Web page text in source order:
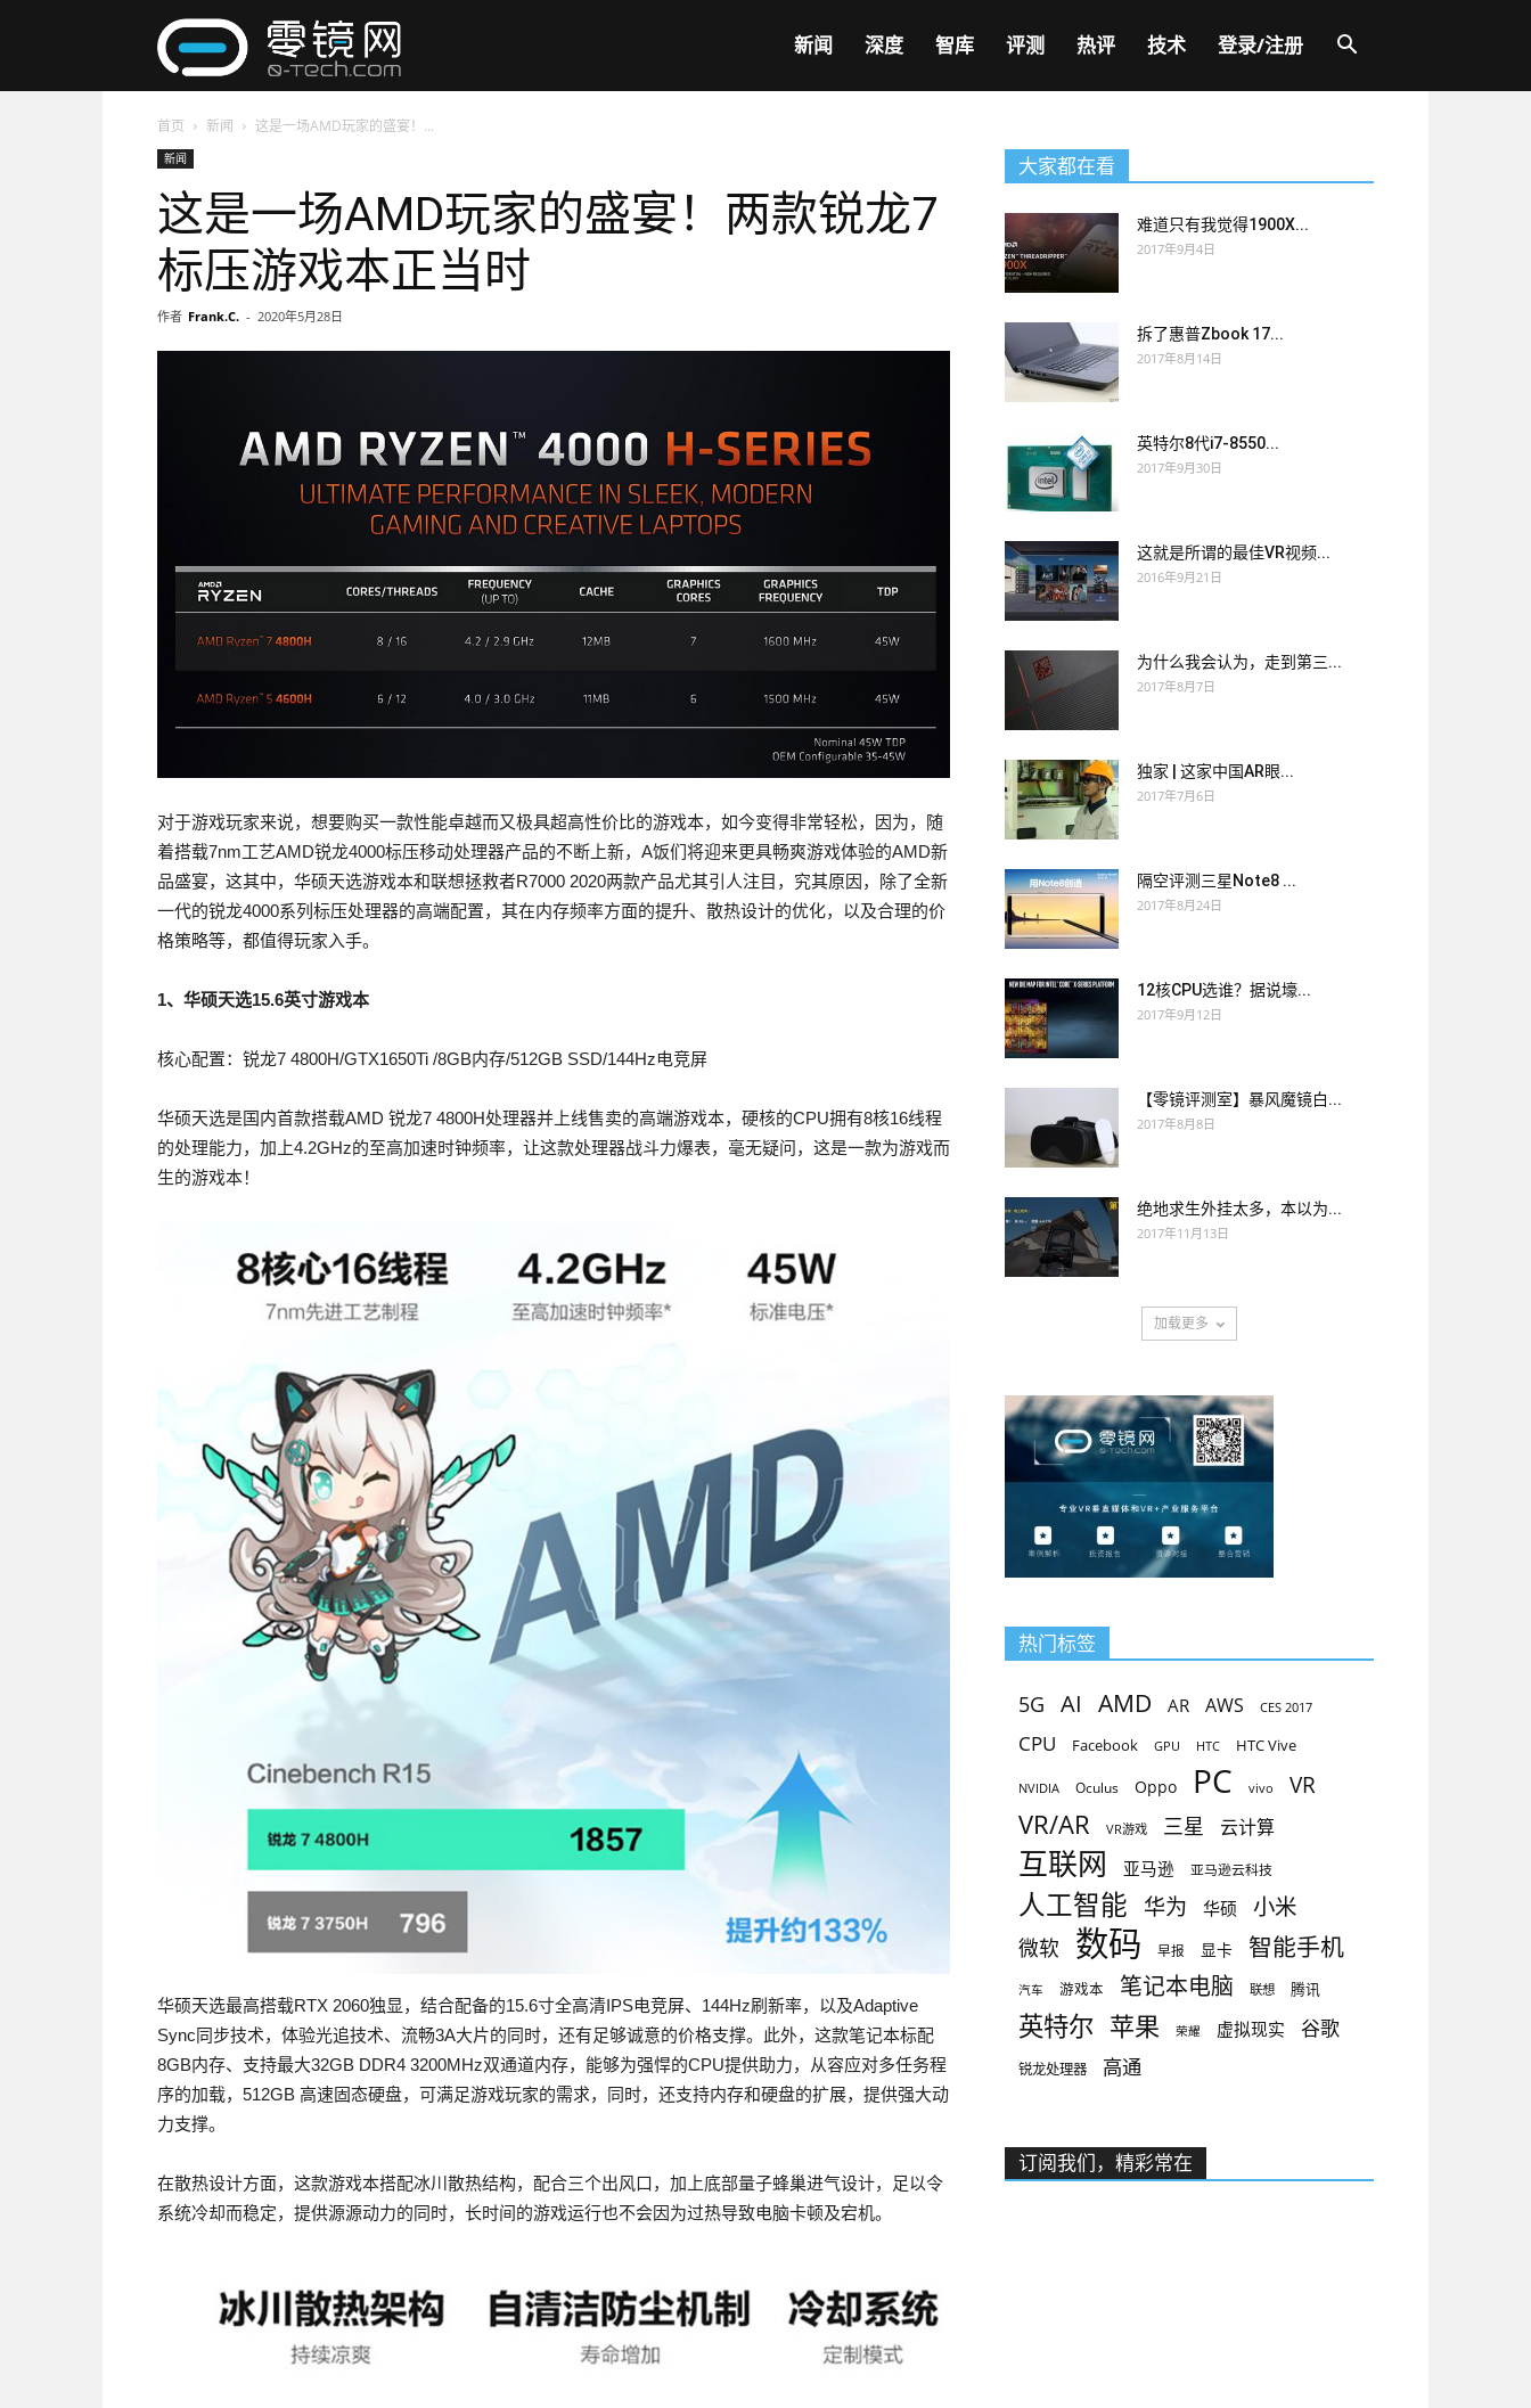
镜
网
新闻 深度 智库 评测 热评 技术 登录/注册
首页 新闻 这是一场AMD玩家的盛宴！...
新闻
这是一场AMD玩家的盛宴！两款锐龙7
标压游戏本正当时
作者 Frank.C. - 2020年5月28日
对于游戏玩家来说，想要购买一款性能卓越而又极具超高性价比的游戏本，如今变得非常轻松，因为，随
着搭载7nm工艺AMD锐龙4000标压移动处理器产品的不断上新，A饭们将迎来更具畅爽游戏体验的AMD新
品盛宴，这其中，华硕天选游戏本和联想拯救者R7000 2020两款产品尤其引人注目，究其原因，除了全新
一代的锐龙4000系列标压处理器的高端配置，其在内存频率方面的提升、散热设计的优化，以及合理的价
格策略等，都值得玩家入手。
1、华硕天选15.6英寸游戏本
核心配置：锐龙7 4800H/GTX1650Ti /8GB内存/512GB SSD/144Hz电竞屏
华硕天选是国内首款搭载AMD 锐龙7 4800H处理器并上线售卖的高端游戏本，硬核的CPU拥有8核16线程
的处理能力，加上4.2GHz的至高加速时钟频率，让这款处理器战斗力爆表，毫无疑问，这是一款为游戏而
生的游戏本！
华硕天选最高搭载RTX 2060独显，结合配备的15.6寸全高清IPS电竞屏、144Hz刷新率，以及Adaptive
Sync同步技术，体验光追技术、流畅3A大片的同时，还有足够诚意的价格支撑。此外，这款笔记本标配
8GB内存、支持最大32GB DDR4 3200MHz双通道内存，能够为强悍的CPU提供助力，从容应对多任务程
序的加载，512GB 高速固态硬盘，可满足游戏玩家的需求，同时，还支持内存和硬盘的扩展，提供强大动
力支撑。
在散热设计方面，这款游戏本搭配冰川散热结构，配合三个出风口，加上底部量子蜂巢进气设计，足以令
系统冷却而稳定，提供源源动力的同时，长时间的游戏运行也不会因为过热导致电脑卡顿及宕机。
大家都在看
难道只有我觉得1900X...
2017年9月4日
拆了惠普Zbook 17...
2017年8月14日
英特尔8代i7-8550...
2017年9月30日
这就是所谓的最佳VR视频...
2016年9月21日
为什么我会认为，走到第三...
2017年8月7日
独家 | 这家中国AR眼...
2017年7月6日
隔空评测三星Note8 ...
2017年8月24日
12核CPU选谁？据说壕...
2017年9月12日
【零镜评测室】暴风魔镜白...
2017年8月8日
绝地求生外挂太多，本以为...
2017年11月13日
加载更多
热门标签
5G AI AMD AR AWS CES 2017
CPU Facebook GPU HTC HTC Vive
NVIDIA Oculus Oppo PC vivo VR
VR/AR VR游戏 三星 云计算
互联网 亚马逊 亚马逊云科技
人工智能 华为 华硕 小米
微软 数码 早报 显卡 智能手机
汽车 游戏本 笔记本电脑 联想 腾讯
英特尔 苹果 荣耀 虚拟现实 谷歌
锐龙处理器 高通
订阅我们，精彩常在